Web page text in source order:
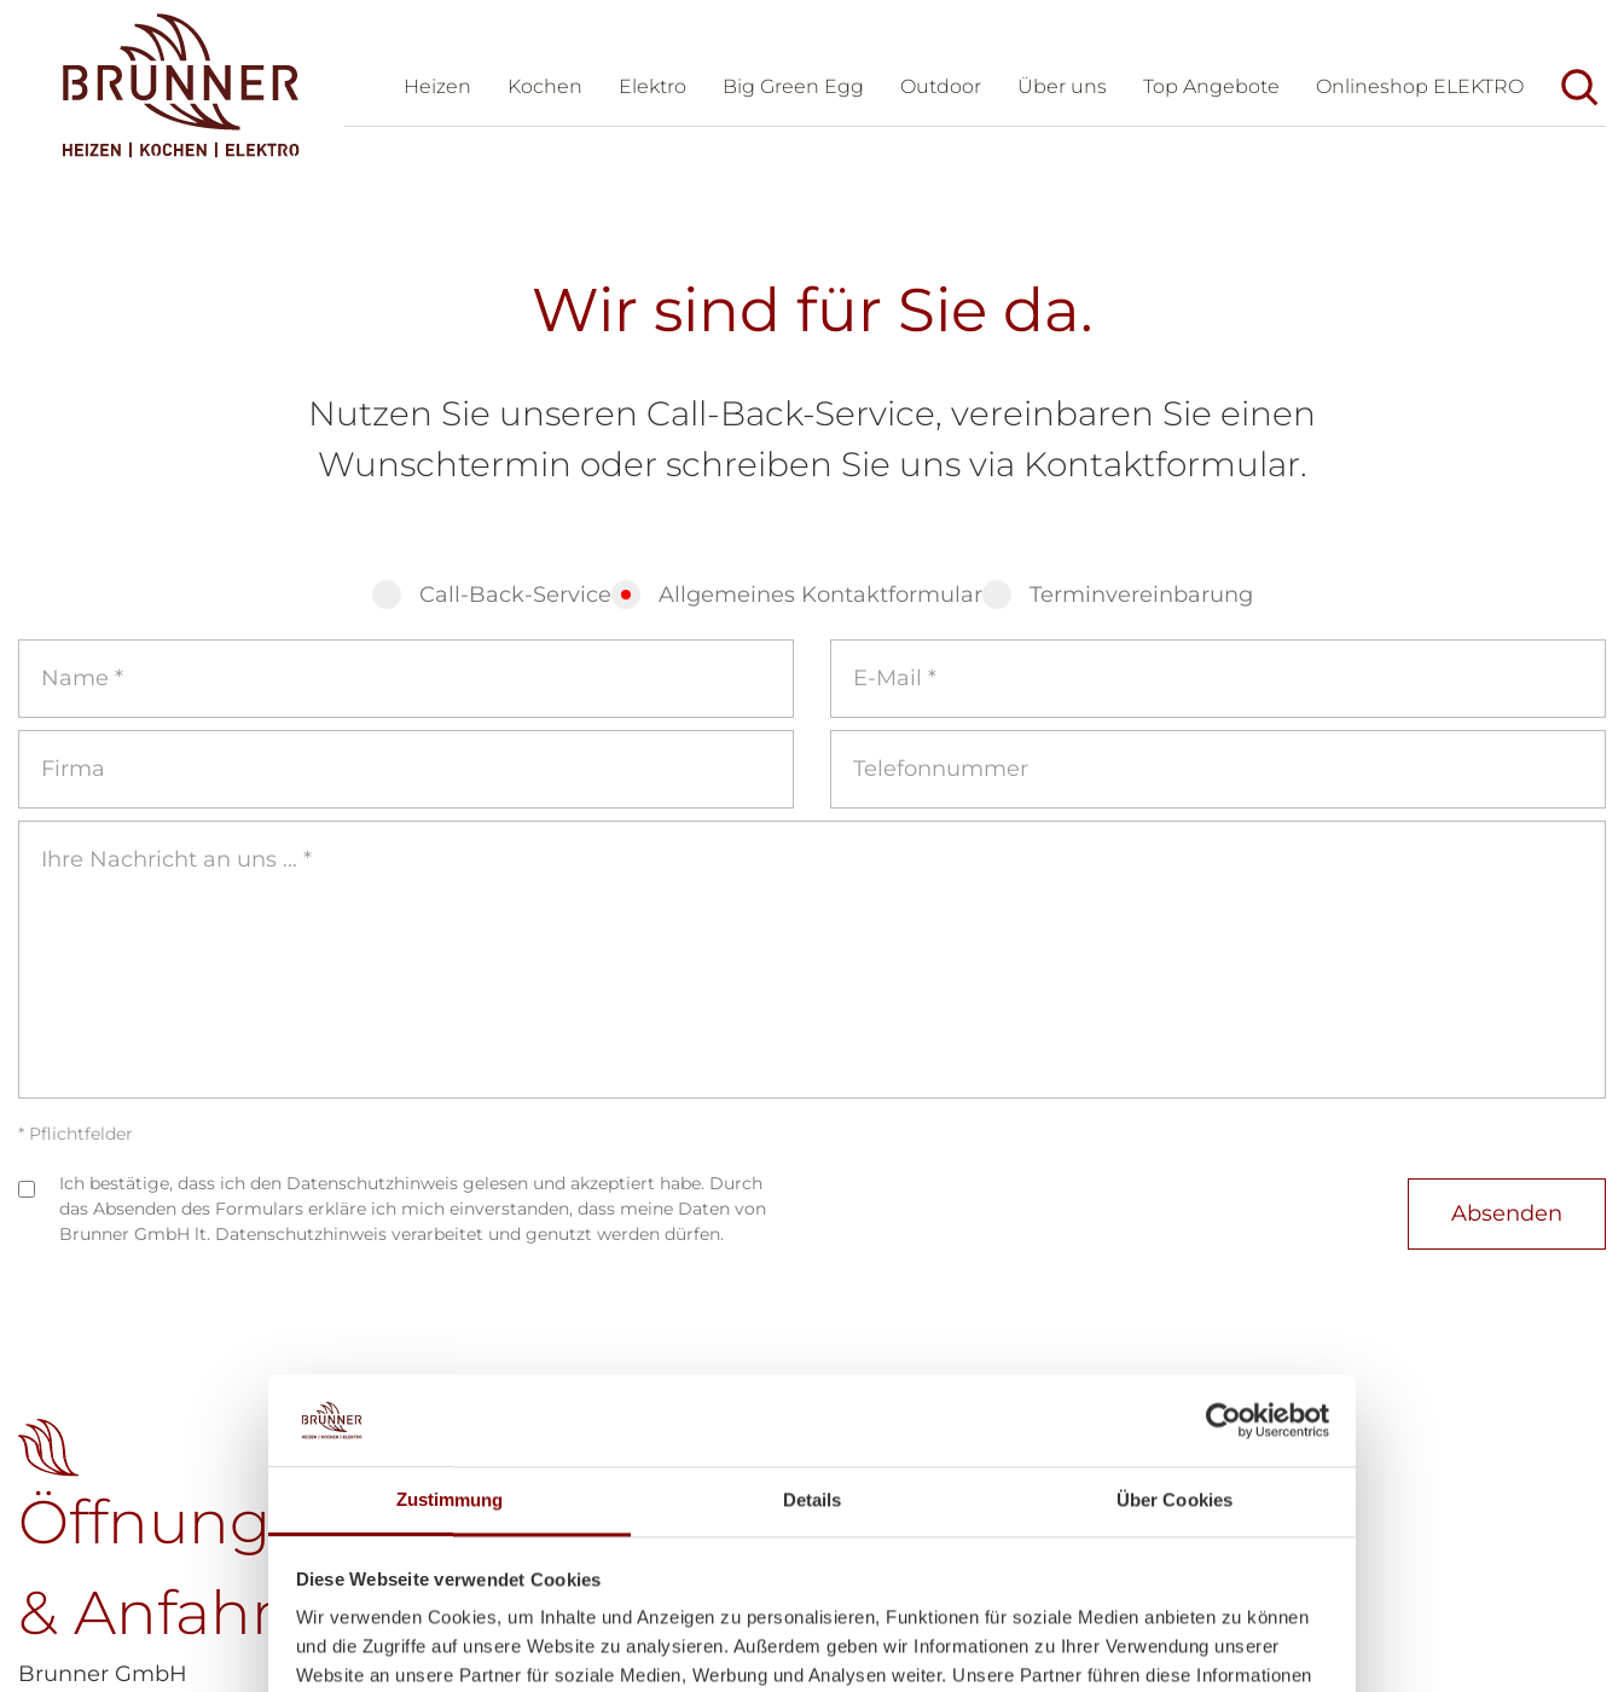
Zustimmung Details Über Cookies
Diese Webseite verwendet Cookies
Wir verwenden Cookies, um Inhalte und Anzeigen zu personalisieren, Funktionen für soziale Medien anbieten zu können
und die Zugriffe auf unsere Website zu analysieren. Außerdem geben wir Informationen zu Ihrer Verwendung unserer
Website an unsere Partner für soziale Medien, Werbung und Analysen weiter. Unsere Partner führen diese Informationen
Heizen Kochen Elektro Big Green Egg Outdoor Über uns Top Angebote Onlineshop ELEKTRO
Wir sind für Sie da.
Nutzen Sie unseren Call-Back-Service, vereinbaren Sie einen
Wunschtermin oder schreiben Sie uns via Kontaktformular.
Call-Back-Service Allgemeines Kontaktformular Terminvereinbarung
* Pflichtfelder
Ich bestätige, dass ich den Datenschutzhinweis gelesen und akzeptiert habe. Durch
das Absenden des Formulars erkläre ich mich einverstanden, dass meine Daten von
Brunner GmbH lt. Datenschutzhinweis verarbeitet und genutzt werden dürfen.
Absenden
Öffnungszeiten
& Anfahrt
Brunner GmbH
Mo-Di:8:00-12:00 Uhr / 14:00-18:00 Uhr